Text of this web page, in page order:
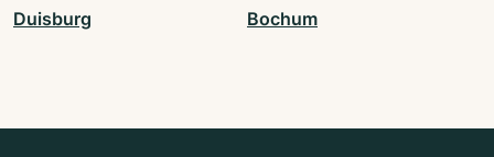
Duisburg Bochum